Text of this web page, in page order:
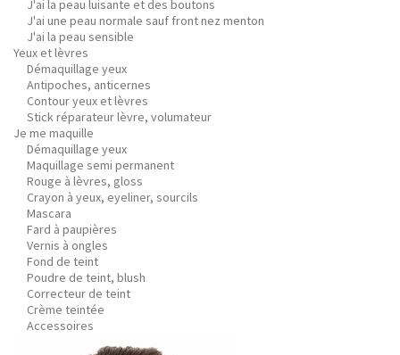
J'ai la peau luisante et des boutons
J'ai une peau normale sauf front nez menton
J'ai la peau sensible
Yeux et lèvres
Démaquillage yeux
Antipoches, anticernes
Contour yeux et lèvres
Stick réparateur lèvre, volumateur
Je me maquille
Démaquillage yeux
Maquillage semi permanent
Rouge à lèvres, gloss
Crayon à yeux, eyeliner, sourcils
Mascara
Fard à paupières
Vernis à ongles
Fond de teint
Poudre de teint, blush
Correcteur de teint
Crème teintée
Accessoires